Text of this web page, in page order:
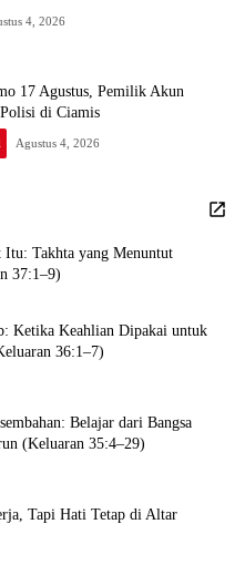
4, 2026
17 Agustus, Pemilik Akun
di Ciamis
Agustus 4, 2026
Itu: Takhta yang Menuntut
37:1–9)
Ketika Keahlian Dipakai untuk
36:1–7)
Belajar dari Bangsa
(Keluaran 35:4–29)
Tapi Hati Tetap di Altar